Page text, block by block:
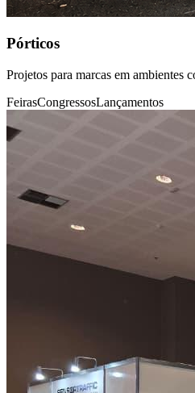
Pórticos
Projetos para marcas em ambientes
FeirasCongressosLançamentos